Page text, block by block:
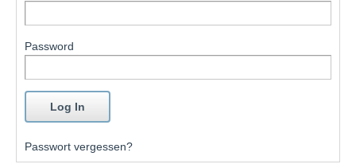
Password
Passwort vergessen?